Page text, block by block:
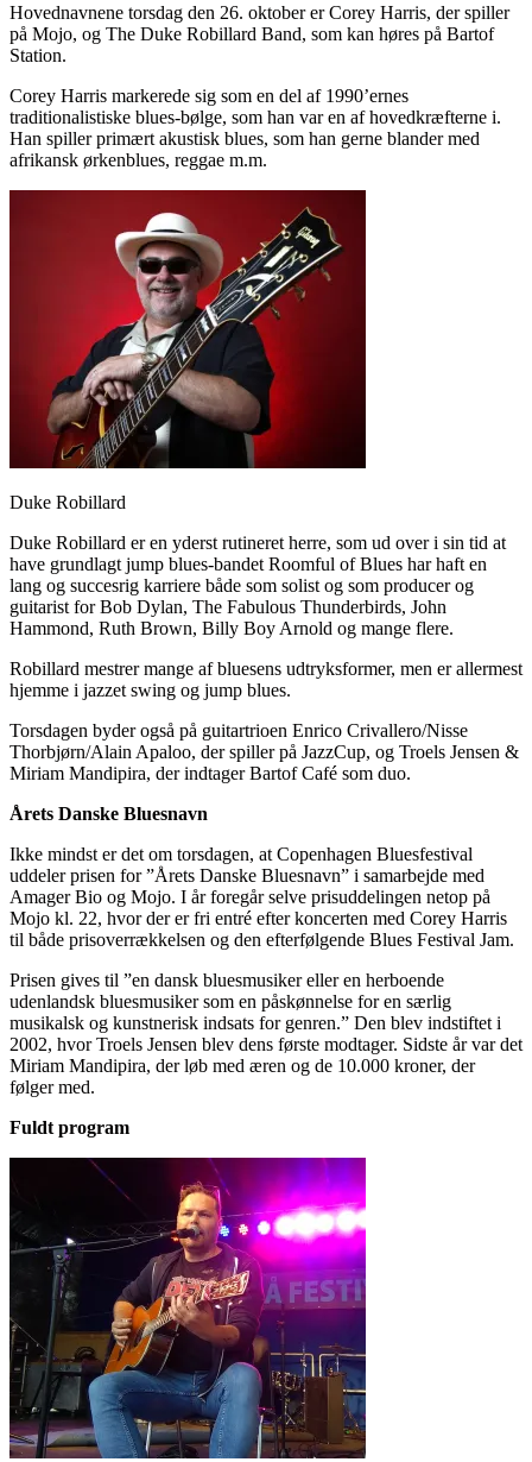
Hovednavnene torsdag den 26. oktober er Corey Harris, der spiller
på Mojo, og The Duke Robillard Band, som kan høres på Bartof
Station.
Corey Harris markerede sig som en del af 1990’ernes
traditionalistiske blues-bølge, som han var en af hovedkræfterne i.
Han spiller primært akustisk blues, som han gerne blander med
afrikansk ørkenblues, reggae m.m.
Duke Robillard
Duke Robillard er en yderst rutineret herre, som ud over i sin tid at
have grundlagt jump blues-bandet Roomful of Blues har haft en
lang og succesrig karriere både som solist og som producer og
guitarist for Bob Dylan, The Fabulous Thunderbirds, John
Hammond, Ruth Brown, Billy Boy Arnold og mange flere.
Robillard mestrer mange af bluesens udtryksformer, men er allermest
hjemme i jazzet swing og jump blues.
Torsdagen byder også på guitartrioen Enrico Crivallero/Nisse
Thorbjørn/Alain Apaloo, der spiller på JazzCup, og Troels Jensen &
Miriam Mandipira, der indtager Bartof Café som duo.
Årets Danske Bluesnavn
Ikke mindst er det om torsdagen, at Copenhagen Bluesfestival
uddeler prisen for ”Årets Danske Bluesnavn” i samarbejde med
Amager Bio og Mojo. I år foregår selve prisuddelingen netop på
Mojo kl. 22, hvor der er fri entré efter koncerten med Corey Harris
til både prisoverrækkelsen og den efterfølgende Blues Festival Jam.
Prisen gives til ”en dansk bluesmusiker eller en herboende
udenlandsk bluesmusiker som en påskønnelse for en særlig
musikalsk og kunstnerisk indsats for genren.” Den blev indstiftet i
2002, hvor Troels Jensen blev dens første modtager. Sidste år var det
Miriam Mandipira, der løb med æren og de 10.000 kroner, der
følger med.
Fuldt program